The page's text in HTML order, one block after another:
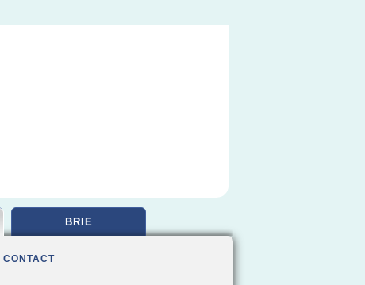
BRIE
CONTACT